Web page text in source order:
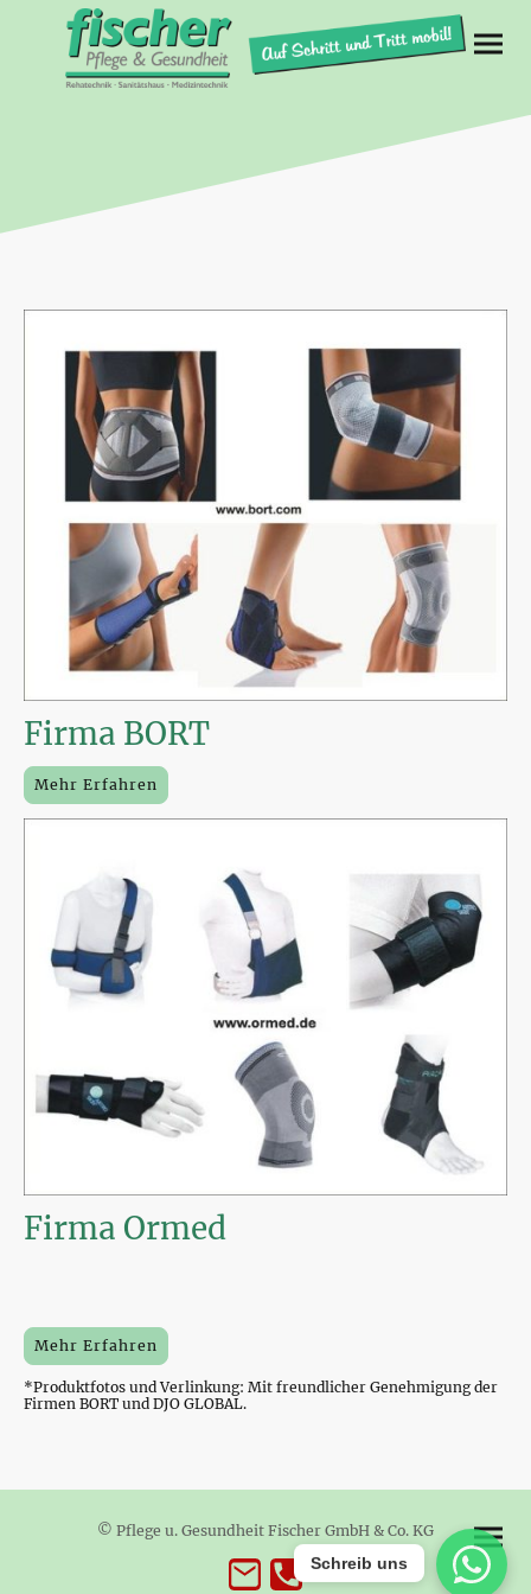
Firma BORT
Mehr Erfahren
Firma Ormed
Mehr Erfahren
*Produktfotos und Verlinkung: Mit freundlicher Genehmigung der
Firmen BORT und DJO GLOBAL.
© Pflege u. Gesundheit Fischer GmbH & Co. KG
Schreib uns